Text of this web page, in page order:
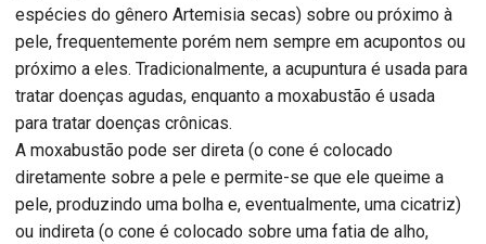
espécies do gênero Artemisia secas) sobre ou próximo à
pele, frequentemente porém nem sempre em acupontos ou
próximo a eles. Tradicionalmente, a acupuntura é usada para
tratar doenças agudas, enquanto a moxabustão é usada
para tratar doenças crônicas.
A moxabustão pode ser direta (o cone é colocado
diretamente sobre a pele e permite-se que ele queime a
pele, produzindo uma bolha e, eventualmente, uma cicatriz)
ou indireta (o cone é colocado sobre uma fatia de alho,